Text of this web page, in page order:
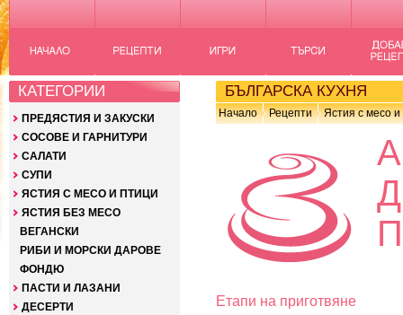
КАТЕГОРИИ
ПРЕДЯСТИЯ И ЗАКУСКИ
СОСОВЕ И ГАРНИТУРИ
САЛАТИ
СУПИ
ЯСТИЯ С МЕСО И ПТИЦИ
ЯСТИЯ БЕЗ МЕСО
ВЕГАНСКИ
РИБИ И МОРСКИ ДАРОВЕ
ФОНДЮ
ПАСТИ И ЛАЗАНИ
ДЕСЕРТИ
БЪЛГАРСКА КУХНЯ
Начало Рецепти Ястия с месо и
Етапи на приготвяне